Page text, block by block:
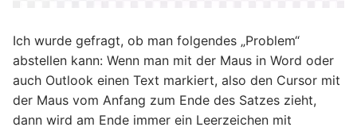
Ich wurde gefragt, ob man folgendes „Problem“
abstellen kann: Wenn man mit der Maus in Word oder
auch Outlook einen Text markiert, also den Cursor mit
der Maus vom Anfang zum Ende des Satzes zieht,
dann wird am Ende immer ein Leerzeichen mit